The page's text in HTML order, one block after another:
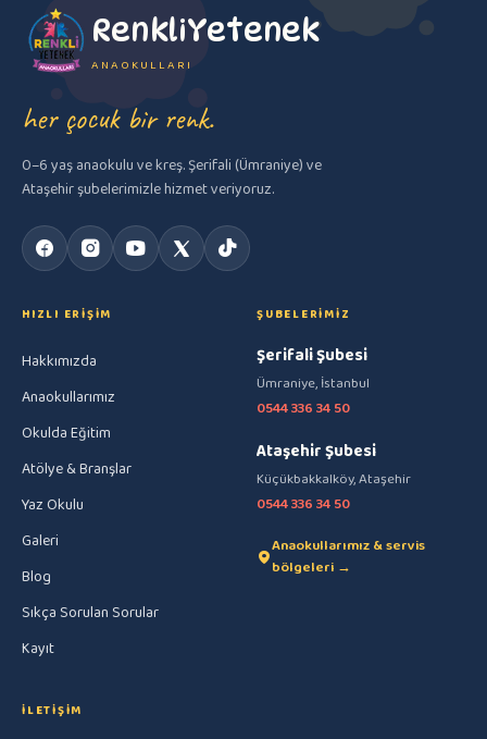
RenkliYetenek
ANAOKULLARI
her çocuk bir renk.
0–6 yaş anaokulu ve kreş. Şerifali (Ümraniye) ve
Ataşehir şubelerimizle hizmet veriyoruz.
HIZLI ERIŞIM
Hakkımızda
Anaokullarımız
Okulda Eğitim
Atölye & Branşlar
Yaz Okulu
Galeri
Blog
Sıkça Sorulan Sorular
Kayıt
ŞUBELERIMIZ
Şerifali Şubesi
Ümraniye, İstanbul
0544 336 34 50
Ataşehir Şubesi
Küçükbakkalköy, Ataşehir
0544 336 34 50
Anaokullarımız & servis
bölgeleri →
İLETIŞIM